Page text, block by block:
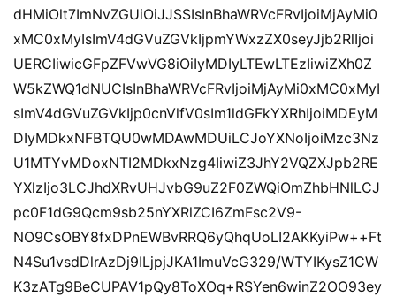
dHMiOlt7ImNvZGUiOiJJSSIsInBhaWRVcFRvIjoiMjAyMi0
xMC0xMyIsImV4dGVuZGVkIjpmYWxzZX0seyJjb2RlIjoi
UERCIiwicGFpZFVwVG8iOiIyMDIyLTEwLTEzIiwiZXh0Z
W5kZWQ1dNUCIsInBhaWRVcFRvIjoiMjAyMi0xMC0xMyI
sImV4dGVuZGVkIjp0cnVlfV0sIm1ldGFkYXRhIjoiMDEyM
DIyMDkxNFBTQU0wMDAwMDUiLCJoYXNoIjoiMzc3Nz
U1MTYvMDoxNTI2MDkxNzg4IiwiZ3JhY2VQZXJpb2RE
YXlzIjo3LCJhdXRvUHJvbG9uZ2F0ZWQiOmZhbHNlLCJ
pc0F1dG9Qcm9sb25nYXRlZCI6ZmFsc2V9-
NO9CsOBY8fxDPnEWBvRRQ6yQhqUoLI2AKKyiPw++Ft
N4Su1vsdDlrAzDj9ILjpjJKA1ImuVcG329/WTYIKysZ1CW
K3zATg9BeCUPAV1pQy8ToXOq+RSYen6winZ2OO93ey